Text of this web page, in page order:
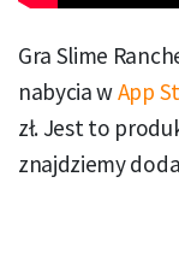
Gra Slime
nabycia wApp
zł. Jest to
znajdziemy